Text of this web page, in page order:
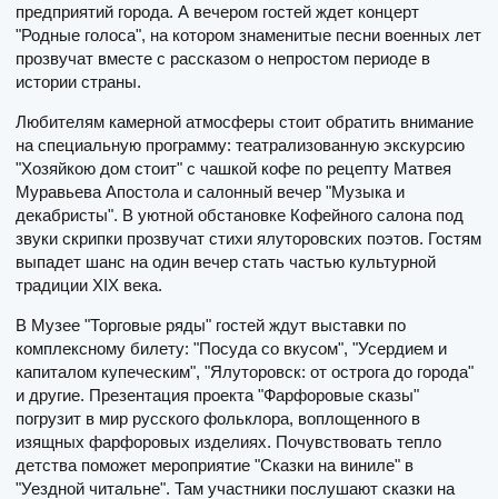
предприятий города. А вечером гостей ждет концерт
"Родные голоса", на котором знаменитые песни военных лет
прозвучат вместе с рассказом о непростом периоде в
истории страны.
Любителям камерной атмосферы стоит обратить внимание
на специальную программу: театрализованную экскурсию
"Хозяйкою дом стоит" с чашкой кофе по рецепту Матвея
Муравьева Апостола и салонный вечер "Музыка и
декабристы". В уютной обстановке Кофейного салона под
звуки скрипки прозвучат стихи ялуторовских поэтов. Гостям
выпадет шанс на один вечер стать частью культурной
традиции XIX века.
В Музее "Торговые ряды" гостей ждут выставки по
комплексному билету: "Посуда со вкусом", "Усердием и
капиталом купеческим", "Ялуторовск: от острога до города"
и другие. Презентация проекта "Фарфоровые сказы"
погрузит в мир русского фольклора, воплощенного в
изящных фарфоровых изделиях. Почувствовать тепло
детства поможет мероприятие "Сказки на виниле" в
"Уездной читальне". Там участники послушают сказки на